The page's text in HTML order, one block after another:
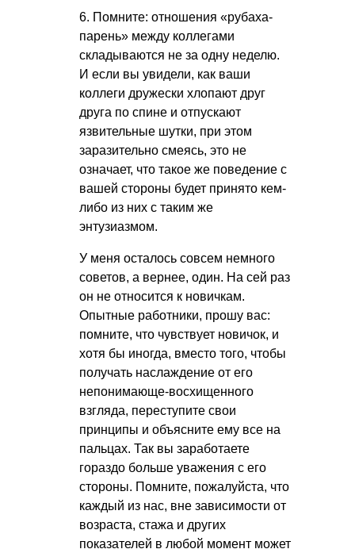
6. Помните: отношения «рубаха-
парень» между коллегами
складываются не за одну неделю.
И если вы увидели, как ваши
коллеги дружески хлопают друг
друга по спине и отпускают
язвительные шутки, при этом
заразительно смеясь, это не
означает, что такое же поведение с
вашей стороны будет принято кем-
либо из них с таким же
энтузиазмом.
У меня осталось совсем немного
советов, а вернее, один. На сей раз
он не относится к новичкам.
Опытные работники, прошу вас:
помните, что чувствует новичок, и
хотя бы иногда, вместо того, чтобы
получать наслаждение от его
непонимающе-восхищенного
взгляда, переступите свои
принципы и объясните ему все на
пальцах. Так вы заработаете
гораздо больше уважения с его
стороны. Помните, пожалуйста, что
каждый из нас, вне зависимости от
возраста, стажа и других
показателей в любой момент может